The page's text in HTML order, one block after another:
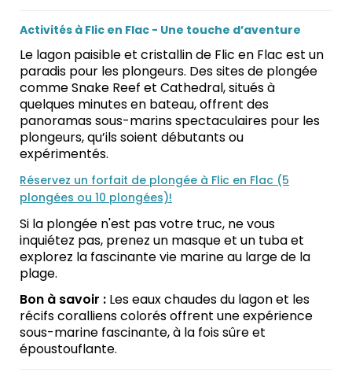
Activités à Flic en Flac - Une touche d’aventure
Le lagon paisible et cristallin de Flic en Flac est un
paradis pour les plongeurs. Des sites de plongée
comme Snake Reef et Cathedral, situés à
quelques minutes en bateau, offrent des
panoramas sous-marins spectaculaires pour les
plongeurs, qu’ils soient débutants ou
expérimentés.
Réservez un forfait de plongée à Flic en Flac (5
plongées ou 10 plongées)!
Si la plongée n'est pas votre truc, ne vous
inquiétez pas, prenez un masque et un tuba et
explorez la fascinante vie marine au large de la
plage.
Bon à savoir : Les eaux chaudes du lagon et les
récifs coralliens colorés offrent une expérience
sous-marine fascinante, à la fois sûre et
époustouflante.